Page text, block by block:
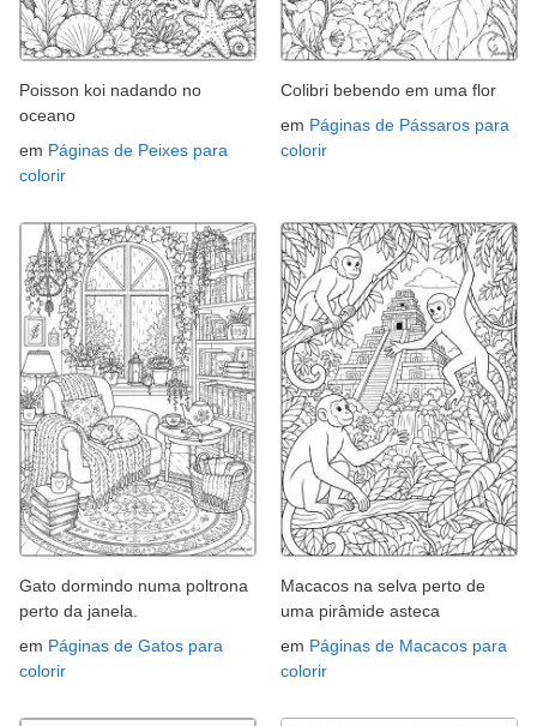
Poisson koi nadando no
oceano
em Páginas de Peixes para
colorir
Colibri bebendo em uma flor
em Páginas de Pássaros para
colorir
Gato dormindo numa poltrona
perto da janela.
em Páginas de Gatos para
colorir
Macacos na selva perto de
uma pirâmide asteca
em Páginas de Macacos para
colorir